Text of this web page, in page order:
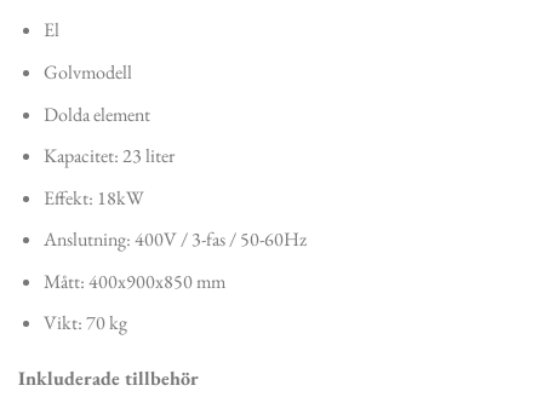
El
Golvmodell
Dolda element
Kapacitet: 23 liter
Effekt: 18kW
Anslutning: 400V / 3-fas / 50-60Hz
Mått: 400x900x850 mm
Vikt: 70 kg
Inkluderade tillbehör